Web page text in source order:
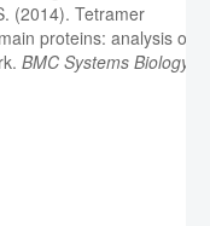
(2014). Tetramer
proteins: analysis of
BMC Systems Biology